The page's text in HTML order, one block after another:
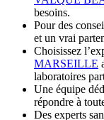
besoins.
Pour des
et un vrai
Choisissez
MARSEILLE
laboratoires
Une équipe
répondre à
Des experts